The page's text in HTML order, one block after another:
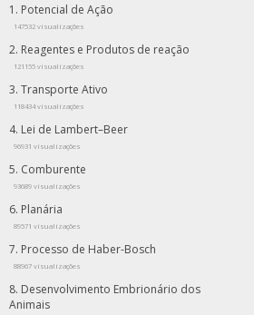
Potencial de Ação
147532 visualizações
Reagentes e Produtos de reação
121155 visualizações
Transporte Ativo
118434 visualizações
Lei de Lambert–Beer
96931 visualizações
Comburente
93689 visualizações
Planária
89571 visualizações
Processo de Haber-Bosch
88967 visualizações
Desenvolvimento Embrionário dos
Animais